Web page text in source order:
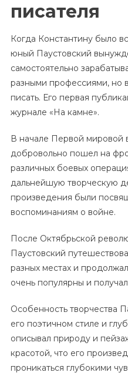
писателя
Когда Константину было
юный Паустовский
самостоятельно
разными профессиями, но
писать. Его первая
журнале «На камне».
В начале Первой мировой
добровольно пошел на
различных боевых
дальнейшую творческую
произведения были
воспоминаниям о войне.
После Октябрьской
Паустовский
разных местах и
очень популярны и
Особенность творчества
его поэтичном стиле и
описывал природу и
красотой, что его
проникаться глубокими